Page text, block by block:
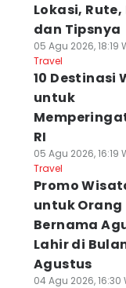
Lokasi,
dan Tipsnya
05 Agu 2026, 18:19
Travel
10 Destinasi
untuk
RI
05 Agu 2026, 16:19
Travel
Promo
untuk Orang
Bernama
Lahir di
Agustus
04 Agu 2026, 16:30